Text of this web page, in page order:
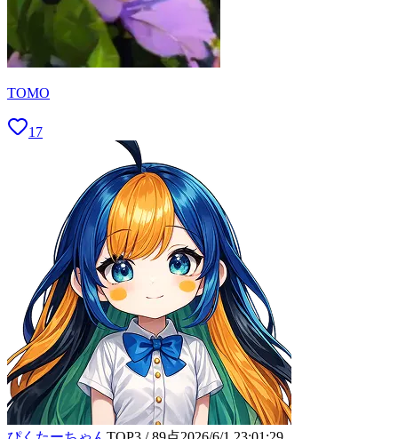
TOMO
17